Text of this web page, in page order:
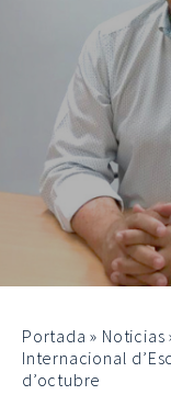
Portada » Noticias
Internacional
d’octubre